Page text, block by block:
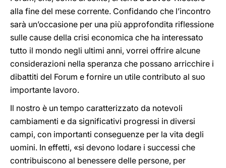
alla fine del mese corrente. Confidando che l’incontro
sarà un’occasione per una più approfondita riflessione
sulle cause della crisi economica che ha interessato
tutto il mondo negli ultimi anni, vorrei offrire alcune
considerazioni nella speranza che possano arricchire i
dibattiti del Forum e fornire un utile contributo al suo
importante lavoro.
Il nostro è un tempo caratterizzato da notevoli
cambiamenti e da significativi progressi in diversi
campi, con importanti conseguenze per la vita degli
uomini. In effetti, «si devono lodare i successi che
contribuiscono al benessere delle persone, per